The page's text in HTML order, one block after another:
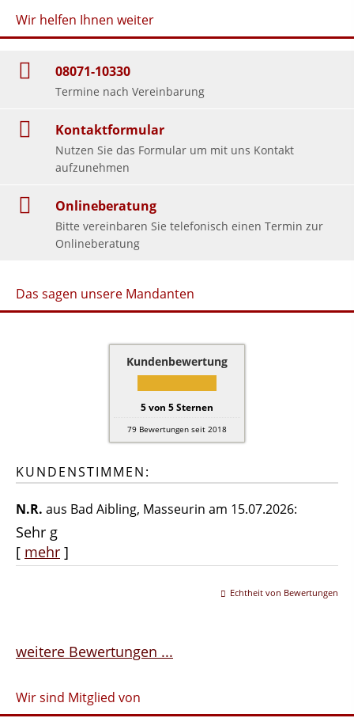
Wir helfen Ihnen weiter
08071-10330
Termine nach Vereinbarung
Kontaktformular
Nutzen Sie das Formular um mit uns Kontakt
aufzunehmen
Onlineberatung
Bitte vereinbaren Sie telefonisch einen Termin zur
Onlineberatung
Das sagen unsere Mandanten
Kundenbewertung
5von 5Sternen
79 Bewertungen seit 2018
KUNDENSTIMMEN:
N.R. aus Bad Aibling, Masseurin am 15.07.2026:
Sehr g
[ mehr ]
Echtheit von Bewertungen
weitere Bewertungen ...
Wir sind Mitglied von